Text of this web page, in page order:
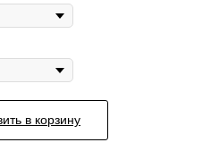
в корзину